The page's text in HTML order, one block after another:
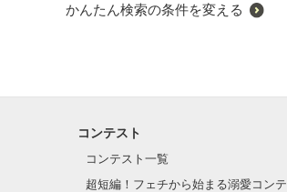
かんたん検索の条件を変える
コンテスト
コンテスト一覧
超短編！フェチから始まる溺愛コンテ